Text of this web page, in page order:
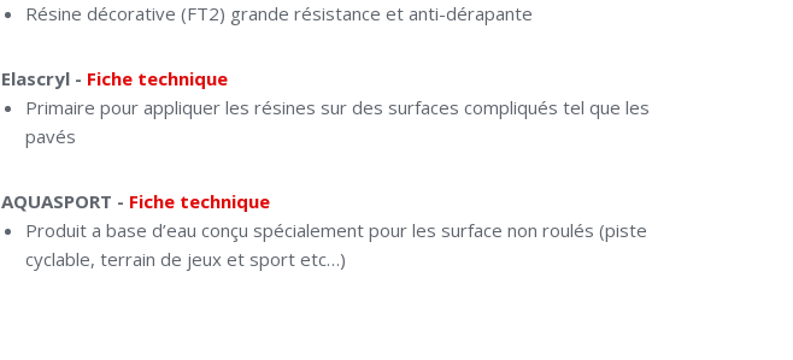
Résine décorative (FT2) grande résistance et anti-dérapante
Elascryl - Fiche technique
Primaire pour appliquer les résines sur des surfaces compliqués tel que les
pavés
AQUASPORT - Fiche technique
Produit a base d’eau conçu spécialement pour les surface non roulés (piste
cyclable, terrain de jeux et sport etc…)